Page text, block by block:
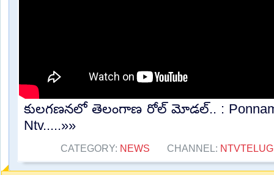
కులగణనలో తెలంగాణ రోల్ మోడల్.. : Ponnam
Ntv.....»»
CATEGORY: NEWS CHANNEL: